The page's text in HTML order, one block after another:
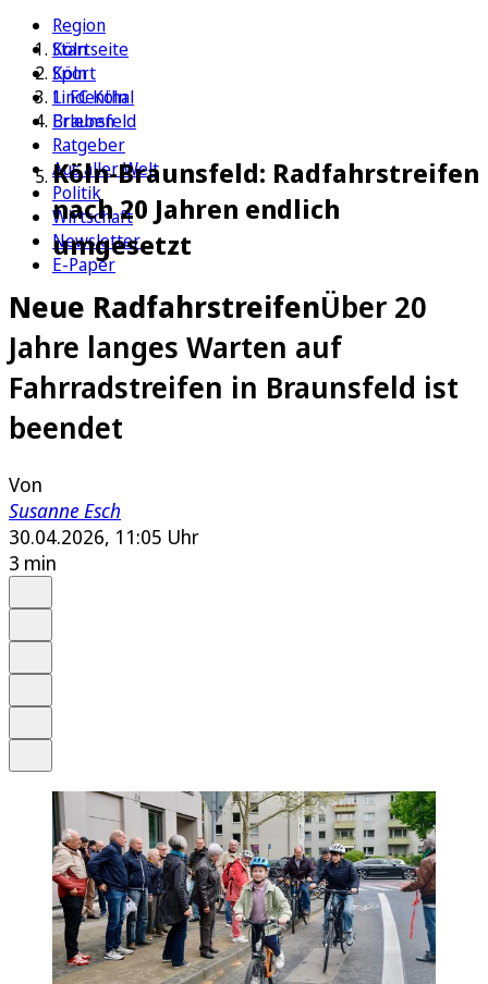
Region
Köln
Sport
1. FC Köln
Erleben
Ratgeber
Aus aller Welt
Politik
Wirtschaft
Newsletter
E-Paper
Startseite
Köln
Lindenthal
Braunsfeld
Köln-Braunsfeld: Radfahrstreifen
nach 20 Jahren endlich
umgesetzt
Neue RadfahrstreifenÜber 20
Jahre langes Warten auf
Fahrradstreifen in Braunsfeld ist
beendet
Von
Susanne Esch
30.04.2026, 11:05 Uhr
3 min